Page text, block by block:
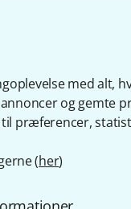
med alt,
og gemte
til præferencer,
(her)